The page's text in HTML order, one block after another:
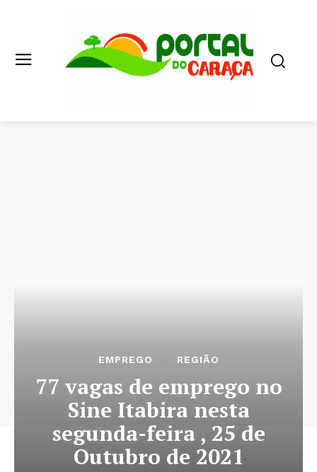
EMPREGO REGIÃO
77 vagas de emprego no
Sine Itabira nesta
segunda-feira , 25 de
Outubro de 2021